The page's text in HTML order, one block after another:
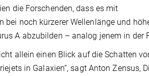
die Forschenden, dass es mit
bei noch kürzerer Wellenlänge und
A abzubilden – analog jenem in der
allein einen Blick auf die Schatten
in Galaxien“, sagt Anton Zensus,